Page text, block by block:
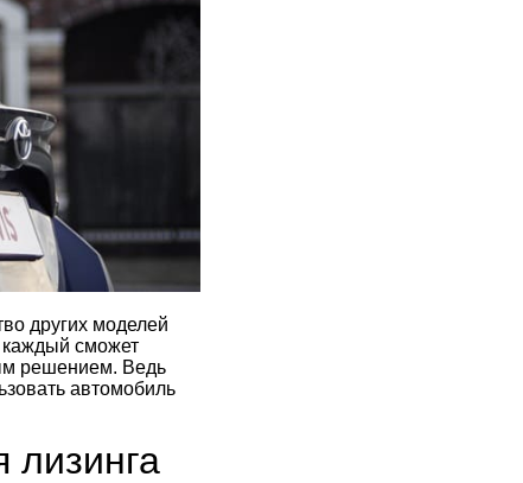
других моделей
каждый сможет
решением. Ведь
автомобиль